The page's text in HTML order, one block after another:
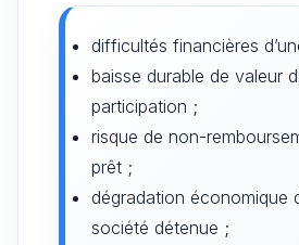
difficultés financières
baisse durable de valeur
participation ;
risque de non-
prêt ;
dégradation économique
société détenue ;